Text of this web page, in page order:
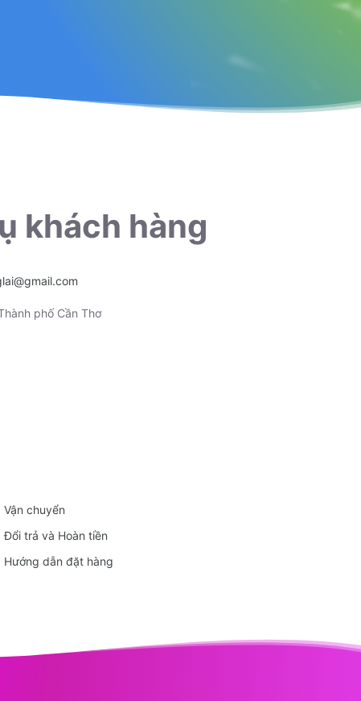
khách hàng
phố Cần Thơ
Vận chuyển
Đổi trả và Hoàn tiền
Hướng dẫn đặt hàng